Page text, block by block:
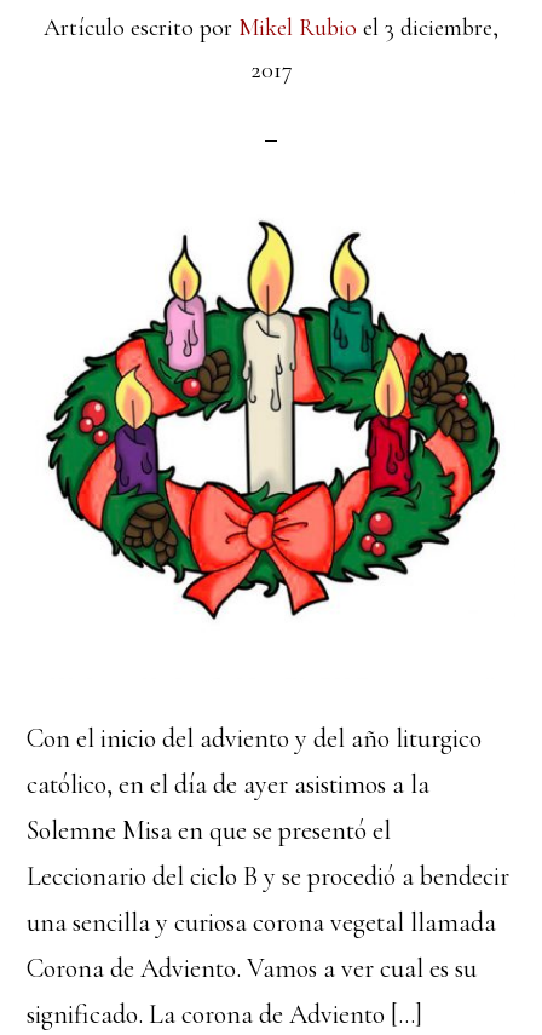
Artículo escrito por Mikel Rubio el 3 diciembre,
2017
Con el inicio del adviento y del año liturgico
católico, en el día de ayer asistimos a la
Solemne Misa en que se presentó el
Leccionario del ciclo B y se procedió a bendecir
una sencilla y curiosa corona vegetal llamada
Corona de Adviento. Vamos a ver cual es su
significado. La corona de Adviento […]